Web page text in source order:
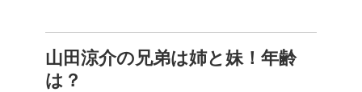
山田涼介の兄弟は姉と妹！年齢
は？